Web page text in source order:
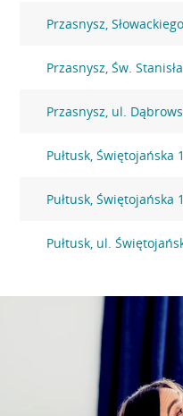
Przasnysz,
Przasnysz, Św.
Przasnysz, ul.
Pułtusk, Świętojańska
Pułtusk, Świętojańska
Pułtusk, ul.